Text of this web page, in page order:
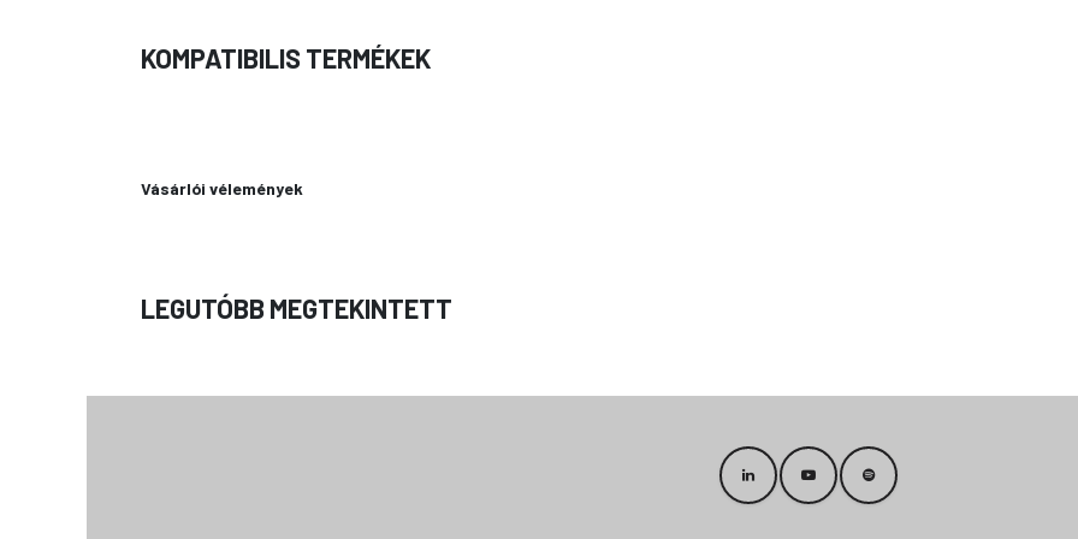
KOMPATIBILIS TERMÉKEK
Vásárlói vélemények
LEGUTÓBB MEGTEKINTETT